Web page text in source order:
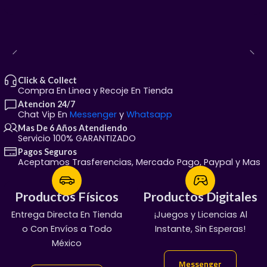
Sus líneas anchas de carreras
en cualquier exhibidor.
Pieza de Culto: Indispensable si coleccionas autos
japoneses (JDM), modelos de carreras reales o
ediciones especiales de Hot Wheels.
🏬 ¡Compra con total
confianza en AntarGames!
Sabemos el valor que tiene cada pieza para ti, por eso
te garantizamos un servicio de primera calidad:
📦 1. Envíos a toda la República
Mexicana
Click & Collect
Compra En Linea y Recoje En Tienda
Atencion 24/7
Chat Vip En Messenger y Whatsapp
Mas De 6 Años Atendiendo
Servicio 100% GARANTIZADO
Pagos Seguros
Aceptamos Trasferencias, Mercado Pago, Paypal y Mas
Productos Físicos
Entrega Directa En Tienda
o Con Envíos a Todo
México
Productos Físicos
¡Servicio Garantizado!
Manda Mensaje:
Messenger
Productos Digitales
¡Juegos y Licencias Al
Instante, Sin Esperas!
Messenger
Productos Digitales
100% Garantizado
Entregas En Chat Vip